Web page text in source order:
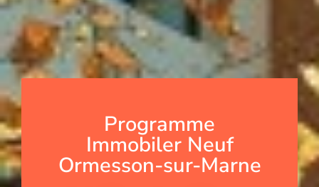
Programme
Immobiler Neuf
Ormesson-sur-Marne